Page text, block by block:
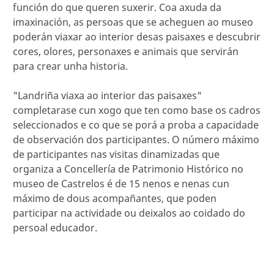
función do que queren suxerir. Coa axuda da
imaxinación, as persoas que se acheguen ao museo
poderán viaxar ao interior desas paisaxes e descubrir
cores, olores, personaxes e animais que servirán
para crear unha historia.
"Landriña viaxa ao interior das paisaxes"
completarase cun xogo que ten como base os cadros
seleccionados e co que se porá a proba a capacidade
de observación dos participantes. O número máximo
de participantes nas visitas dinamizadas que
organiza a Concellería de Patrimonio Histórico no
museo de Castrelos é de 15 nenos e nenas cun
máximo de dous acompañantes, que poden
participar na actividade ou deixalos ao coidado do
persoal educador.